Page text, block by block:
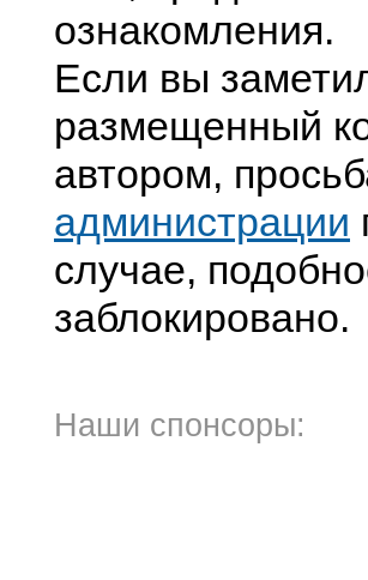
ознакомления.
Если вы
размещенный
автором,
администрации
случае,
заблокировано.
Наши спонсоры: